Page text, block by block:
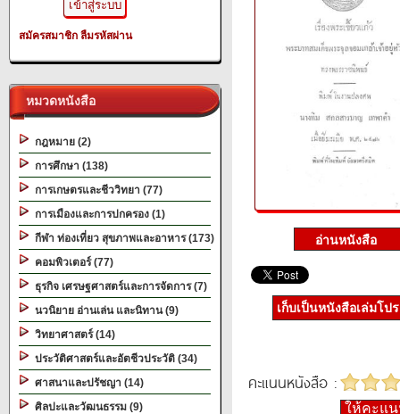
สมัครสมาชิก ลืมรหัสผ่าน
หมวดหนังสือ
กฎหมาย (2)
การศึกษา (138)
การเกษตรและชีววิทยา (77)
การเมืองและการปกครอง (1)
กีฬา ท่องเที่ยว สุขภาพและอาหาร (173)
คอมพิวเตอร์ (77)
ธุรกิจ เศรษฐศาสตร์และการจัดการ (7)
นวนิยาย อ่านเล่น และนิทาน (9)
วิทยาศาสตร์ (14)
ประวัติศาสตร์และอัตชีวประวัติ (34)
ศาสนาและปรัชญา (14)
ศิลปะและวัฒนธรรม (9)
เก็บเป็นหนังสือเล่มโป
คะแนนหนังสือ :
ให้คะแ